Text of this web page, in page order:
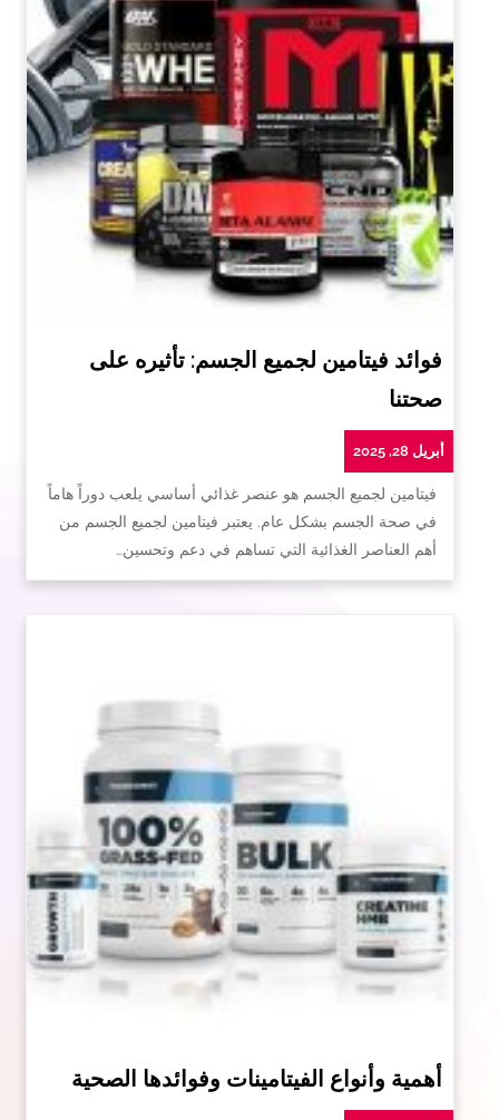
فوائد فيتامين لجميع الجسم: تأثيره على
صحتنا
أبريل 28, 2025
فيتامين لجميع الجسم هو عنصر غذائي أساسي يلعب دوراً هاماً
في صحة الجسم بشكل عام. يعتبر فيتامين لجميع الجسم من
أهم العناصر الغذائية التي تساهم في دعم وتحسين…
أهمية وأنواع الفيتامينات وفوائدها الصحية